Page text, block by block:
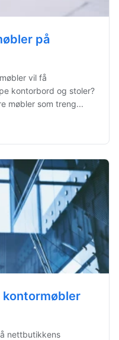
på
vil få
kontorbord og stoler?
møbler som treng...
kontormøbler
nettbutikkens